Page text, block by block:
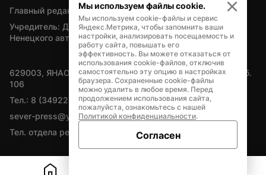
Главный редактор — А.Л. Поздеев
Учредитель: Департамент внутренней политики Ямало-
Ненецкого автономного округа
629003, ЯНАО, Салехард, мкр. Богдана Кнунянца, д.1, каб.
106
Тел.: 8 (34922) 71262
sever-press@yamal-media.ru
Тел. отдела рекламы: 8 (34922) 42728
Мы используем файлы cookie.
Мы используем cookie-файлы и сервис
Яндекс.Метрика, чтобы запомнить ваши
настройки, анализировать посещаемость и
работу сайта, повышать его
эффективность. Вы можете отказаться от
использования cookie-файлов, отключив
самостоятельно эту опцию в настройках
браузера. Сохраненные cookie-файлы
можно удалить в любое время. Перед
продолжением использования сайта,
пожалуйста, ознакомьтесь с нашей
Политикой конфиденциальности.
Согласен